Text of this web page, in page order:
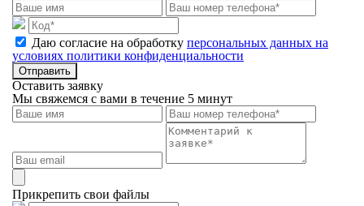
Даю согласие на обработку персональных данных на
условиях политики конфиденциальности
Отправить
Оставить заявку
Мы свяжемся с вами в течение 5 минут
Прикрепить свои файлы